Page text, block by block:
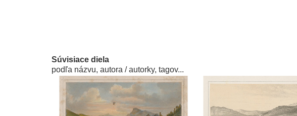
Súvisiace diela
podľa názvu, autora / autorky, tagov...